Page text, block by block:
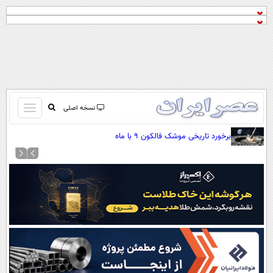
نسخه اصلی
باز
و
کردن
صفحه اول
نظرسنجی
آب و هوا
اوقات شرعی
پیوند ها
سواد زندگی
برخورد تاریخی موشک فالکون ۹ با ماه